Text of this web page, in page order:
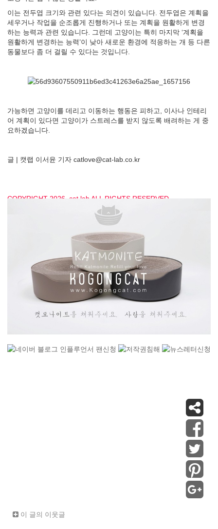
이는 전두엽 크기와 관련 있다는 의견이 있습니다. 전두엽은 계획을
세우거나 작업을 순조롭게 진행하거나 또는 계획을 원활하게 변경
하는 능력과 관련 있습니다. 그런데 고양이는 특히 마지막 ‘계획을
원활하게 변경하는 능력’이 낮아 새로운 환경에 적응하는 개 등 다른
동물보다 좀 더 걸릴 수 있다는 것입니다.
가능하면 고양이를 데리고 이동하는 행동은 피하고, 이사나 인테리
어 계획이 있다면 고양이가 스트레스를 받지 않도록 배려하는 게 중
요하겠습니다.
글 | 캣랩 이서윤 기자 catlove@cat-lab.co.kr
COPYRIGHT 2026. cat lab ALL RIGHTS RESERVED
[캣랩 - www.cat-lab.co.kr 저작권법에 의거, 모든 콘텐츠의 무단전
재, 복사, 재배포, 2차 변경을 금합니다]
이 글의 이웃글